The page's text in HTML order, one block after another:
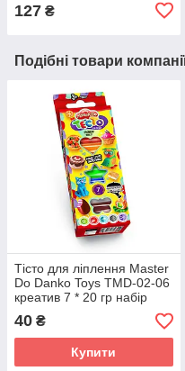
пластилін Ловін
127 ₴
Подібні товари
Тісто для ліплення Master
Do Danko Toys TMD-02-06
креатив 7 * 20 гр набір
дитячої творчості для
дітей
40 ₴
Купити